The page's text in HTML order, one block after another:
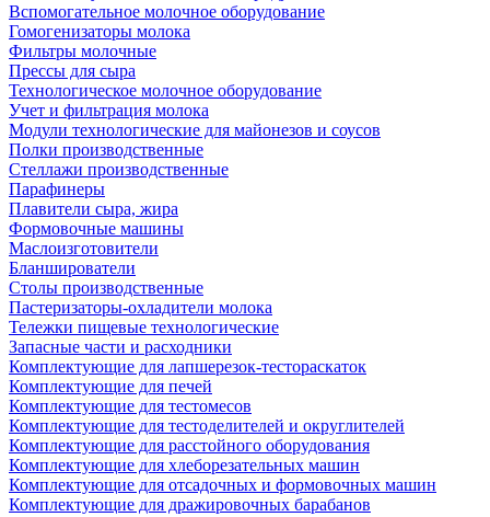
Вспомогательное молочное оборудование
Гомогенизаторы молока
Фильтры молочные
Прессы для сыра
Технологическое молочное оборудование
Учет и фильтрация молока
Модули технологические для майонезов и соусов
Полки производственные
Стеллажи производственные
Парафинеры
Плавители сыра, жира
Формовочные машины
Маслоизготовители
Бланширователи
Столы производственные
Пастеризаторы-охладители молока
Тележки пищевые технологические
Запасные части и расходники
Комплектующие для лапшерезок-тестораскаток
Комплектующие для печей
Комплектующие для тестомесов
Комплектующие для тестоделителей и округлителей
Комплектующие для расстойного оборудования
Комплектующие для хлеборезательных машин
Комплектующие для отсадочных и формовочных машин
Комплектующие для дражировочных барабанов